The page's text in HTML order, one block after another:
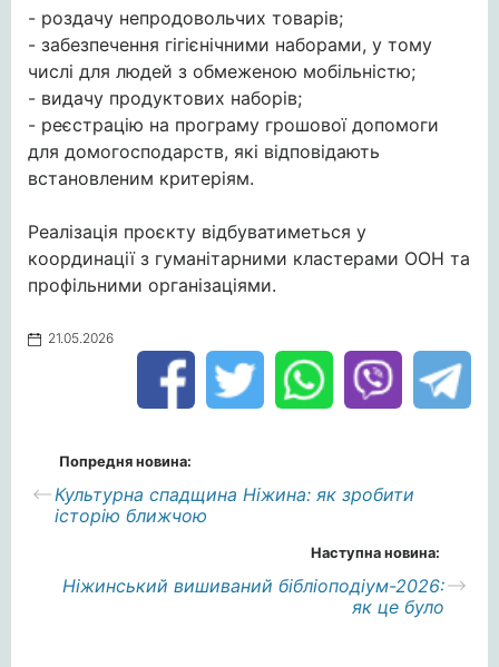
- роздачу непродовольчих товарів;
- забезпечення гігієнічними наборами, у тому
числі для людей з обмеженою мобільністю;
- видачу продуктових наборів;
- реєстрацію на програму грошової допомоги
для домогосподарств, які відповідають
встановленим критеріям.
Реалізація проєкту відбуватиметься у
координації з гуманітарними кластерами ООН та
профільними організаціями.
21.05.2026
Попредня новина:
Культурна спадщина Ніжина: як зробити
історію ближчою
Наступна новина:
Ніжинський вишиваний бібліоподіум-2026:
як це було